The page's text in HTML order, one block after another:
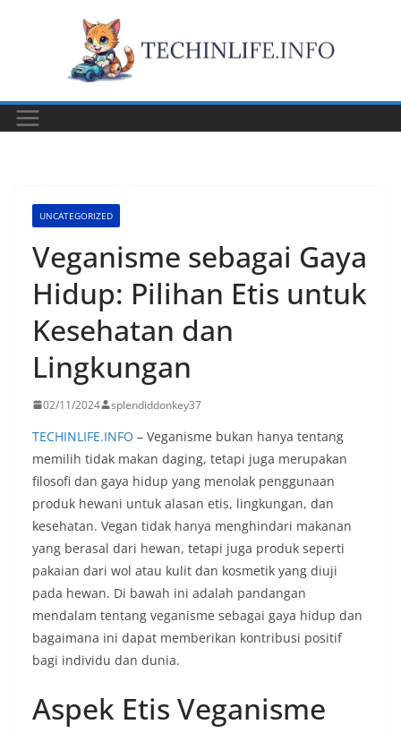
UNCATEGORIZED
Veganisme sebagai Gaya
Hidup: Pilihan Etis untuk
Kesehatan dan
Lingkungan
02/11/2024 splendiddonkey37
TECHINLIFE.INFO – Veganisme bukan hanya tentang
memilih tidak makan daging, tetapi juga merupakan
filosofi dan gaya hidup yang menolak penggunaan
produk hewani untuk alasan etis, lingkungan, dan
kesehatan. Vegan tidak hanya menghindari makanan
yang berasal dari hewan, tetapi juga produk seperti
pakaian dari wol atau kulit dan kosmetik yang diuji
pada hewan. Di bawah ini adalah pandangan
mendalam tentang veganisme sebagai gaya hidup dan
bagaimana ini dapat memberikan kontribusi positif
bagi individu dan dunia.
Aspek Etis Veganisme